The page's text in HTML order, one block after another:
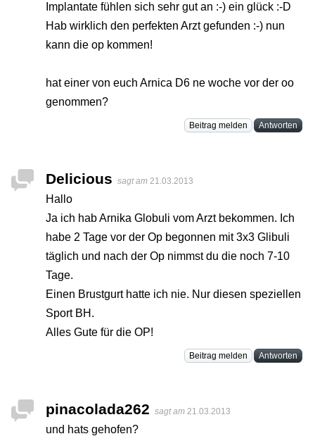
Implantate fühlen sich sehr gut an :-) ein glück :-D
Hab wirklich den perfekten Arzt gefunden :-) nun
kann die op kommen!
hat einer von euch Arnica D6 ne woche vor der oo
genommen?
Beitrag melden Antworten
Delicious sagt am 21.03.2013
Hallo
Ja ich hab Arnika Globuli vom Arzt bekommen. Ich
habe 2 Tage vor der Op begonnen mit 3x3 Glibuli
täglich und nach der Op nimmst du die noch 7-10
Tage.
Einen Brustgurt hatte ich nie. Nur diesen speziellen
Sport BH.
Alles Gute für die OP!
Beitrag melden Antworten
pinacolada262 sagt am 21.03.2013
und hats gehofen?